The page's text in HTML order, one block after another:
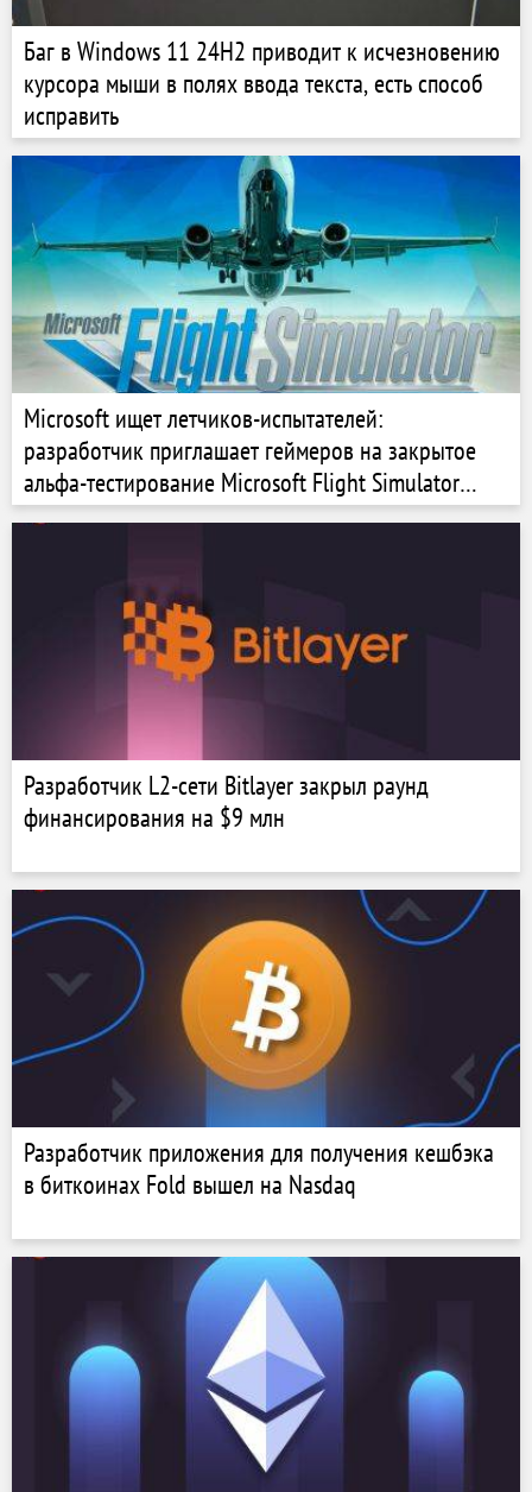
Баг в Windows 11 24H2 приводит к исчезновению
курсора мыши в полях ввода текста, есть способ
исправить
Microsoft ищет летчиков-испытателей:
разработчик приглашает геймеров на закрытое
альфа-тестирование Microsoft Flight Simulator
2024
Разработчик L2-сети Bitlayer закрыл раунд
финансирования на $9 млн
Разработчик приложения для получения кешбэка
в биткоинах Fold вышел на Nasdaq